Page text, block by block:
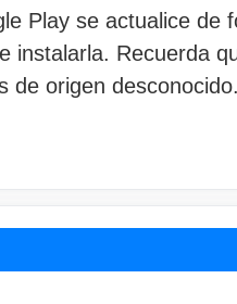
Play se actualice
instalarla. Recuerda
de origen desconocido.